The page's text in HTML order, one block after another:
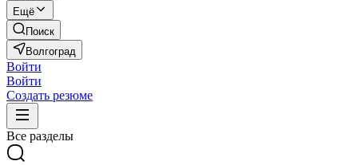
Ещё
Поиск
Волгоград
Войти
Войти
Создать резюме
Все разделы